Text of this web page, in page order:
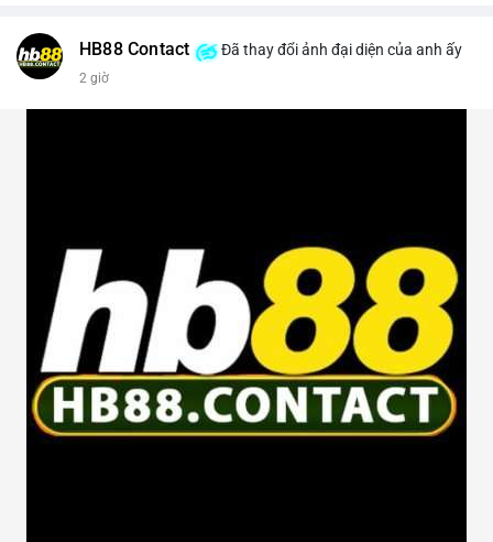
HB88 Contact Đã thay đổi ảnh đại diện của anh ấy
2 giờ